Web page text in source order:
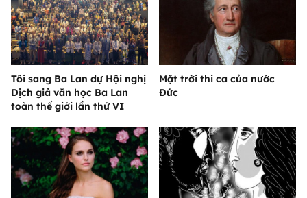
Tôi sang Ba Lan dự Hội nghị
Dịch giả văn học Ba Lan
toàn thế giới lần thứ VI
Mặt trời thi ca của nước
Đức